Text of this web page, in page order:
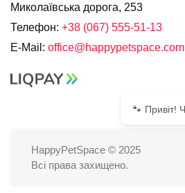
Миколаївська дорога, 253
Телефон: +38 (067) 555-51-13
E-Mail: office@happypetspace.com
HappyPetSpace © 2025
Всі права захищено.
🐾 Привіт!